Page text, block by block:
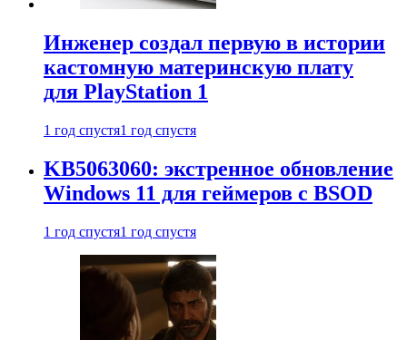
Инженер создал первую в истории
кастомную материнскую плату
для PlayStation 1
1 год спустя1 год спустя
KB5063060: экстренное обновление
Windows 11 для геймеров с BSOD
1 год спустя1 год спустя